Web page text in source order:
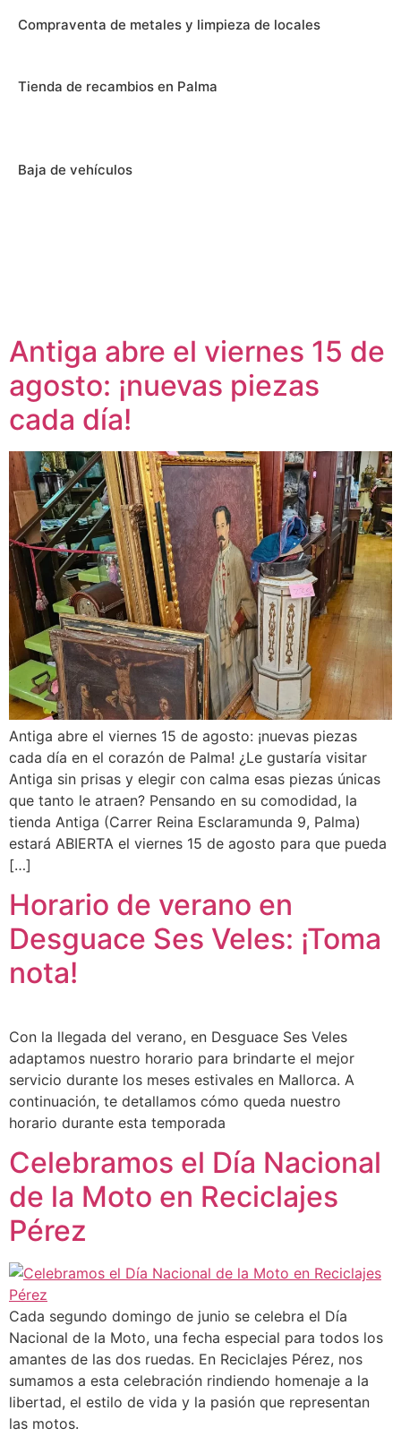
Compraventa de metales y limpieza de locales
Tienda de recambios en Palma
Baja de vehículos
Antiga abre el viernes 15 de
agosto: ¡nuevas piezas
cada día!
Antiga abre el viernes 15 de agosto: ¡nuevas piezas
cada día en el corazón de Palma! ¿Le gustaría visitar
Antiga sin prisas y elegir con calma esas piezas únicas
que tanto le atraen? Pensando en su comodidad, la
tienda Antiga (Carrer Reina Esclaramunda 9, Palma)
estará ABIERTA el viernes 15 de agosto para que pueda
[…]
Horario de verano en
Desguace Ses Veles: ¡Toma
nota!
Con la llegada del verano, en Desguace Ses Veles
adaptamos nuestro horario para brindarte el mejor
servicio durante los meses estivales en Mallorca. A
continuación, te detallamos cómo queda nuestro
horario durante esta temporada
Celebramos el Día Nacional
de la Moto en Reciclajes
Pérez
Cada segundo domingo de junio se celebra el Día
Nacional de la Moto, una fecha especial para todos los
amantes de las dos ruedas. En Reciclajes Pérez, nos
sumamos a esta celebración rindiendo homenaje a la
libertad, el estilo de vida y la pasión que representan
las motos.